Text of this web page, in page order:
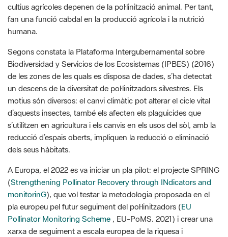
Segons constata la Plataforma Intergubernamental sobre
Biodiversidad y Servicios de los Ecosistemas (IPBES) (2016)
un descens de la diversitat de pol·linitzadors silvestres. Els
motius són diversos: el canvi climàtic pot alterar el cicle vital
d’aquests insectes, també els afecten els plaguicides que
s’utilitzen en agricultura i els canvis en els usos del sòl, amb la
reducció d’espais oberts, impliquen la reducció o eliminació
dels seus hàbitats.
A Europa, el 2022 es va iniciar un pla pilot: el projecte SPRING
Strengthening Pollinator Recovery through INdicators and
pla europeu pel futur seguiment del pol·linitzadors (EU
Pollinator Monitoring Scheme, EU-PoMS. 2021) i crear una
xarxa de seguiment a escala europea de la riquesa i
abundància dels principals grups d’insectes pol·linitzadors.
També s’està engegantla Estrategia nacional de seguimiento
de los polinizadores a l’Estat espanyol i a Catalunya